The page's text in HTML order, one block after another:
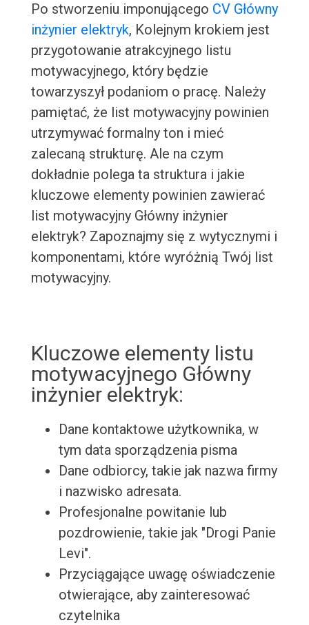
Po stworzeniu imponującego CV Główny
inżynier elektryk, Kolejnym krokiem jest
przygotowanie atrakcyjnego listu
motywacyjnego, który będzie
towarzyszył podaniom o pracę. Należy
pamiętać, że list motywacyjny powinien
utrzymywać formalny ton i mieć
zalecaną strukturę. Ale na czym
dokładnie polega ta struktura i jakie
kluczowe elementy powinien zawierać
list motywacyjny Główny inżynier
elektryk? Zapoznajmy się z wytycznymi i
komponentami, które wyróżnią Twój list
motywacyjny.
Kluczowe elementy listu
motywacyjnego Główny
inżynier elektryk:
Dane kontaktowe użytkownika, w
tym data sporządzenia pisma
Dane odbiorcy, takie jak nazwa firmy
i nazwisko adresata.
Profesjonalne powitanie lub
pozdrowienie, takie jak "Drogi Panie
Levi".
Przyciągające uwagę oświadczenie
otwierające, aby zainteresować
czytelnika